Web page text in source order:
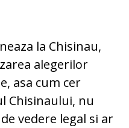
la Chisinau,
alegerilor
asa cum cer
Chisinaului, nu
vedere legal si ar